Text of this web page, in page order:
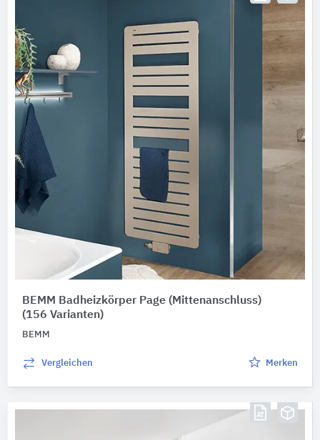
BEMM Badheizkörper Page (Mittenanschluss)
(156 Varianten)
BEMM
Vergleichen Merken